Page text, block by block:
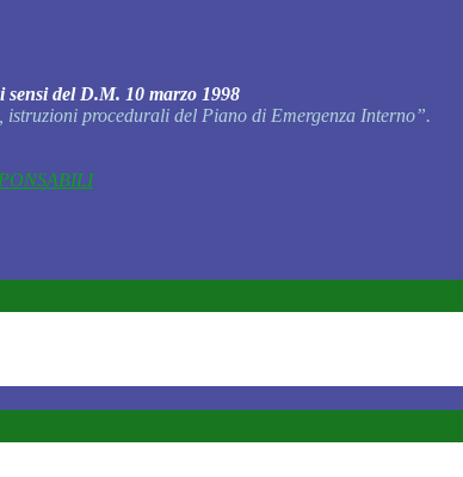
del D.M. 10 marzo 1998
procedurali del Piano di Emergenza Interno”.